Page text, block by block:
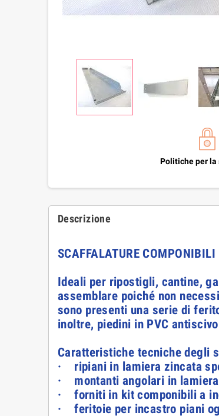
Politiche per la
Descrizione
SCAFFALATURE
Ideali per ripostigli, cantine,
assemblare poiché non
sono presenti una serie di
inoltre, piedini in PVC
Caratteristiche tecniche degli
· ripiani in lamiera zincata
· montanti angolari in
· forniti in kit componibili a
· feritoie per incastro piani